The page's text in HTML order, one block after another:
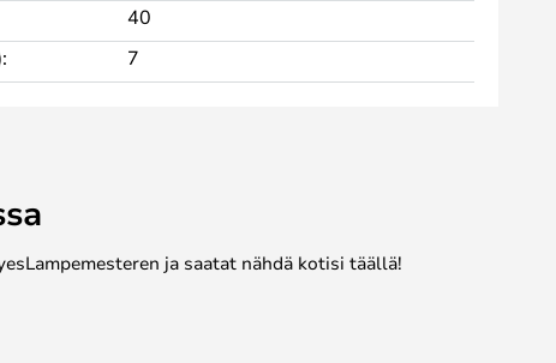
40
7
ja saatat nähdä kotisi täällä!